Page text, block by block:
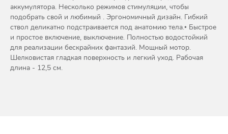
аккумулятора. Несколько режимов стимуляции, чтобы
подобрать свой и любимый . Эргономичный дизайн. Гибкий
ствол деликатно подстраивается под анатомию тела.• Быстрое
и простое включение, выключение. Полностью водостойкий
для реализации бескрайних фантазий. Мощный мотор.
Шелковистая гладкая поверхность и легкий уход. Рабочая
длина - 12,5 см.